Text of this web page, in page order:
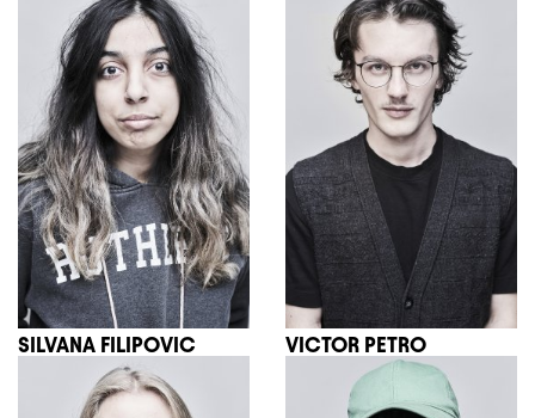
SILVANA FILIPOVIC VICTOR PETRO